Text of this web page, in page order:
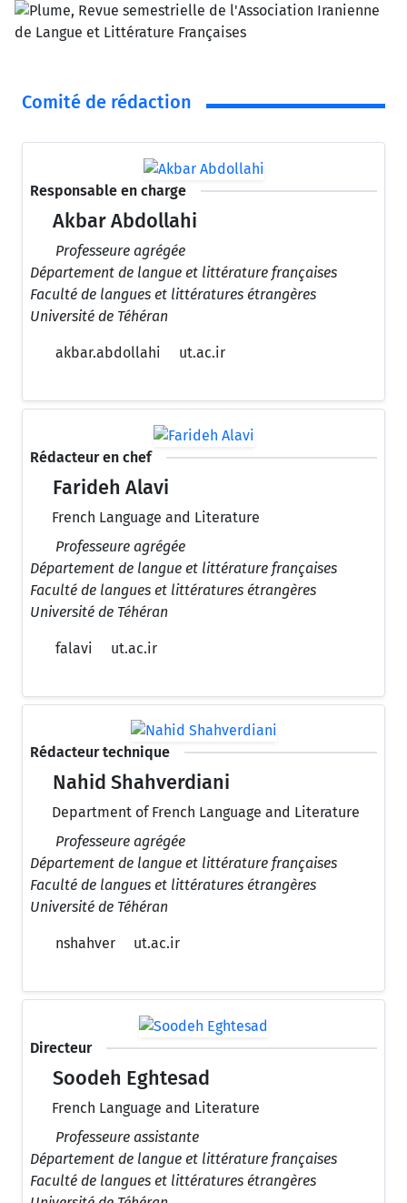
Comité de rédaction
Responsable en charge
Akbar Abdollahi
Professeure agrégée
Département de langue et littérature françaises
Faculté de langues et littératures étrangères
Université de Téhéran
akbar.abdollahi ut.ac.ir
Rédacteur en chef
Farideh Alavi
French Language and Literature
Professeure agrégée
Département de langue et littérature françaises
Faculté de langues et littératures étrangères
Université de Téhéran
falavi ut.ac.ir
Rédacteur technique
Nahid Shahverdiani
Department of French Language and Literature
Professeure agrégée
Département de langue et littérature françaises
Faculté de langues et littératures étrangères
Université de Téhéran
nshahver ut.ac.ir
Directeur
Soodeh Eghtesad
French Language and Literature
Professeure assistante
Département de langue et littérature françaises
Faculté de langues et littératures étrangères